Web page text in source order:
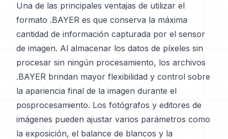
Una de las principales ventajas de utilizar el
formato .BAYER es que conserva la máxima
cantidad de información capturada por el sensor
de imagen. Al almacenar los datos de píxeles sin
procesar sin ningún procesamiento, los archivos
.BAYER brindan mayor flexibilidad y control sobre
la apariencia final de la imagen durante el
posprocesamiento. Los fotógrafos y editores de
imágenes pueden ajustar varios parámetros como
la exposición, el balance de blancos y la